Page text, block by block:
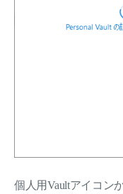
個人用Vaultアイコン